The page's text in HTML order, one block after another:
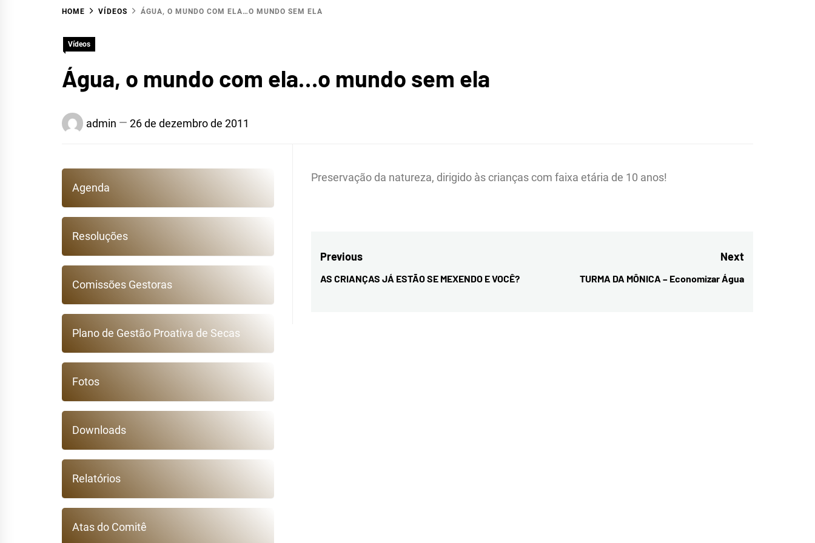
BACIA
HIDROGRÁFICA DO
RIO SALGADO
HOME VÍDEOS ÁGUA, O MUNDO COM ELA…O MUNDO SEM ELA
Vídeos
Água, o mundo com ela…o mundo sem ela
admin 26 de dezembro de 2011
Preservação da natureza, dirigido às crianças com faixa etária de 10 anos!
Navegação
de
Previous
Previous
AS CRIANÇAS JÁ ESTÃO SE MEXENDO E VOCÊ?
Next
Next
TURMA DA MÔNICA – Economizar Água
Agenda
Resoluções
Comissões Gestoras
Plano de Gestão Proativa de Secas
Fotos
Downloads
Relatórios
Atas do Comitê